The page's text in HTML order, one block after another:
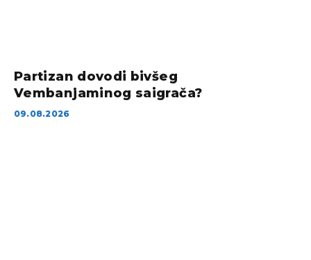
Partizan dovodi bivšeg
Vembanjaminog saigrača?
09.08.2026